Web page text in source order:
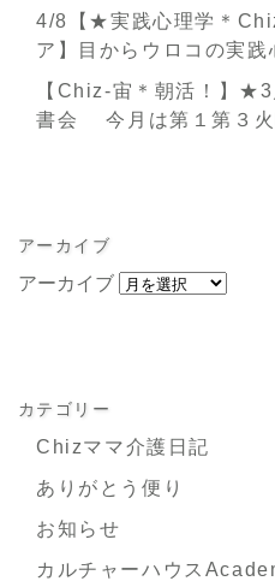
4/8【★実践心理学＊
ア】目からウロコの実践
【Chiz-宙＊朝活！】
書会 今月は第１第３火
アーカイブ
アーカイブ
カテゴリー
Chizママ介護日記
ありがとう便り
お知らせ
カルチャーハウス